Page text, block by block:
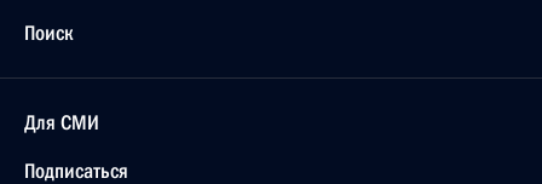
Поиск
Для СМИ
Подписаться